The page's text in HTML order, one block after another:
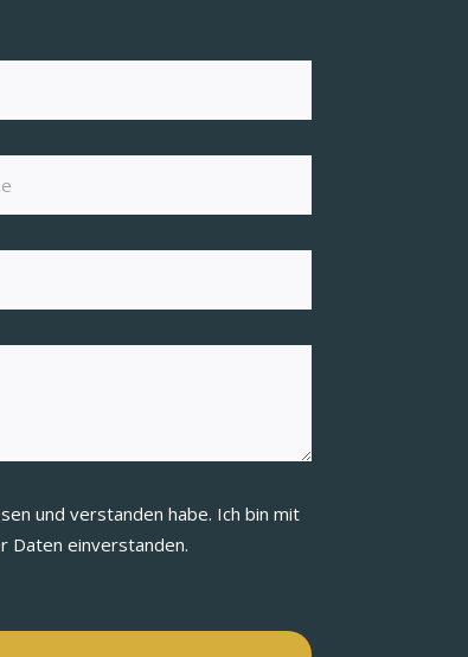
und verstanden habe. Ich bin mit
Daten einverstanden.